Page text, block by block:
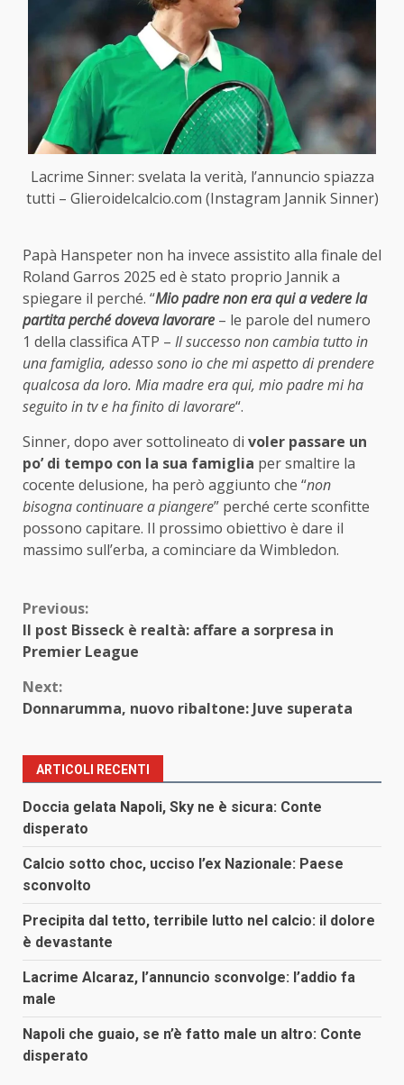
Lacrime Sinner: svelata la verità, l’annuncio spiazza
tutti – Glieroidelcalcio.com (Instagram Jannik Sinner)
Papà Hanspeter non ha invece assistito alla finale del
Roland Garros 2025 ed è stato proprio Jannik a
spiegare il perché. “Mio padre non era qui a vedere la
partita perchédoveva lavorare – le parole del numero
1 della classifica ATP – Il successo non cambia tutto in
una famiglia, adesso sono io che mi aspetto di prendere
qualcosa da loro. Mia madre era qui, mio padre mi ha
seguito in tv e ha finito di lavorare“.
Sinner, dopo aver sottolineato di voler passare un
po’ di tempo con la sua famiglia per smaltire la
cocente delusione, ha però aggiunto che “non
bisogna continuare a piangere” perché certe sconfitte
possono capitare. Il prossimo obiettivo è dare il
massimo sull’erba, a cominciare da Wimbledon.
Continue
Reading
Previous:
Il post Bisseck è realtà: affare a sorpresa in
Premier League
Next:
Donnarumma, nuovo ribaltone: Juve superata
ARTICOLI RECENTI
Doccia gelata Napoli, Sky ne è sicura: Conte
disperato
Calcio sotto choc, ucciso l’ex Nazionale: Paese
sconvolto
Precipita dal tetto, terribile lutto nel calcio: il dolore
è devastante
Lacrime Alcaraz, l’annuncio sconvolge: l’addio fa
male
Napoli che guaio, se n’è fatto male un altro: Conte
disperato